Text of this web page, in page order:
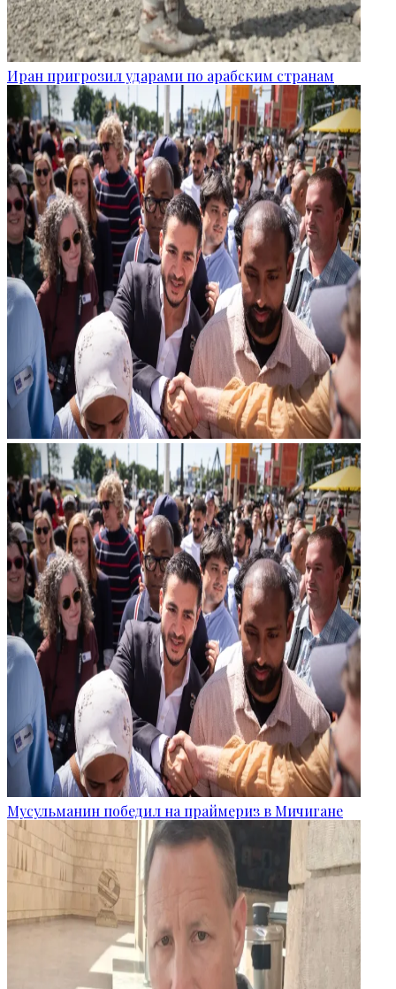
Иран пригрозил ударами по арабским странам
Мусульманин победил на праймериз в Мичигане